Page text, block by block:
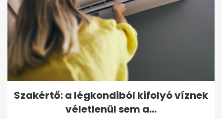
Szakértő: a légkondiból kifolyó víznek
véletlenül sem a...